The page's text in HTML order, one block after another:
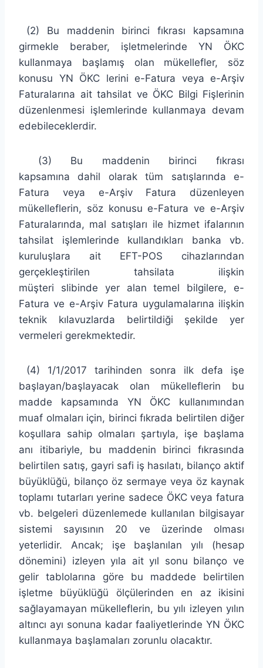
(2) Bu maddenin birinci fıkrası kapsamına
girmekle beraber, işletmelerinde YN ÖKC
kullanmaya başlamış olan mükellefler, söz
konusu YN ÖKC lerini e-Fatura veya e-Arşiv
Faturalarına ait tahsilat ve ÖKC Bilgi Fişlerinin
düzenlenmesi işlemlerinde kullanmaya devam
edebileceklerdir.
(3) Bu maddenin birinci fıkrası
kapsamına dahil olarak tüm satışlarında e-
Fatura veya e-Arşiv Fatura düzenleyen
mükelleflerin, söz konusu e-Fatura ve e-Arşiv
Faturalarında, mal satışları ile hizmet ifalarının
tahsilat işlemlerinde kullandıkları banka vb.
kuruluşlara ait EFT-POS cihazlarından
gerçekleştirilen tahsilata ilişkin
müşteri slibinde yer alan temel bilgilere, e-
Fatura ve e-Arşiv Fatura uygulamalarına ilişkin
teknik kılavuzlarda belirtildiği şekilde yer
vermeleri gerekmektedir.
(4) 1/1/2017 tarihinden sonra ilk defa işe
başlayan/başlayacak olan mükelleflerin bu
madde kapsamında YN ÖKC kullanımından
muaf olmaları için, birinci fıkrada belirtilen diğer
koşullara sahip olmaları şartıyla, işe başlama
anı itibariyle, bu maddenin birinci fıkrasında
belirtilen satış, gayri safi iş hasılatı, bilanço aktif
büyüklüğü, bilanço öz sermaye veya öz kaynak
toplamı tutarları yerine sadece ÖKC veya fatura
vb. belgeleri düzenlemede kullanılan bilgisayar
sistemi sayısının 20 ve üzerinde olması
yeterlidir. Ancak; işe başlanılan yılı (hesap
dönemini) izleyen yıla ait yıl sonu bilanço ve
gelir tablolarına göre bu maddede belirtilen
işletme büyüklüğü ölçülerinden en az ikisini
sağlayamayan mükelleflerin, bu yılı izleyen yılın
altıncı ayı sonuna kadar faaliyetlerinde YN ÖKC
kullanmaya başlamaları zorunlu olacaktır.